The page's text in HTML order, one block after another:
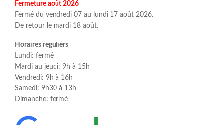
Fermeture août 2026
Fermé du vendredi 07 au lundi 17 août 2026.
De retour le mardi 18 août.
Horaires réguliers
Lundi: fermé
Mardi au jeudi: 9h à 15h
Vendredi: 9h à 16h
Samedi: 9h30 à 13h
Dimanche: fermé